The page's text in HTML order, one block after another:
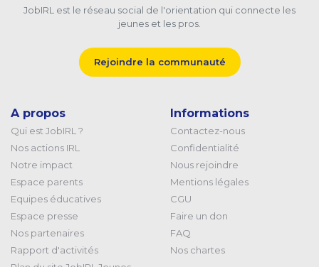
JobIRL est le réseau social de l'orientation qui connecte les
jeunes et les pros.
Rejoindre la communauté
A propos
Qui est JobIRL ?
Nos actions IRL
Notre impact
Espace parents
Equipes éducatives
Espace presse
Nos partenaires
Rapport d'activités
Informations
Contactez-nous
Confidentialité
Nous rejoindre
Mentions légales
CGU
Faire un don
FAQ
Nos chartes